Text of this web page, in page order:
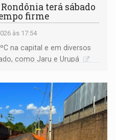
terá sábado
firme
às 17:54
na capital e em diversos
como Jaru e Urupá